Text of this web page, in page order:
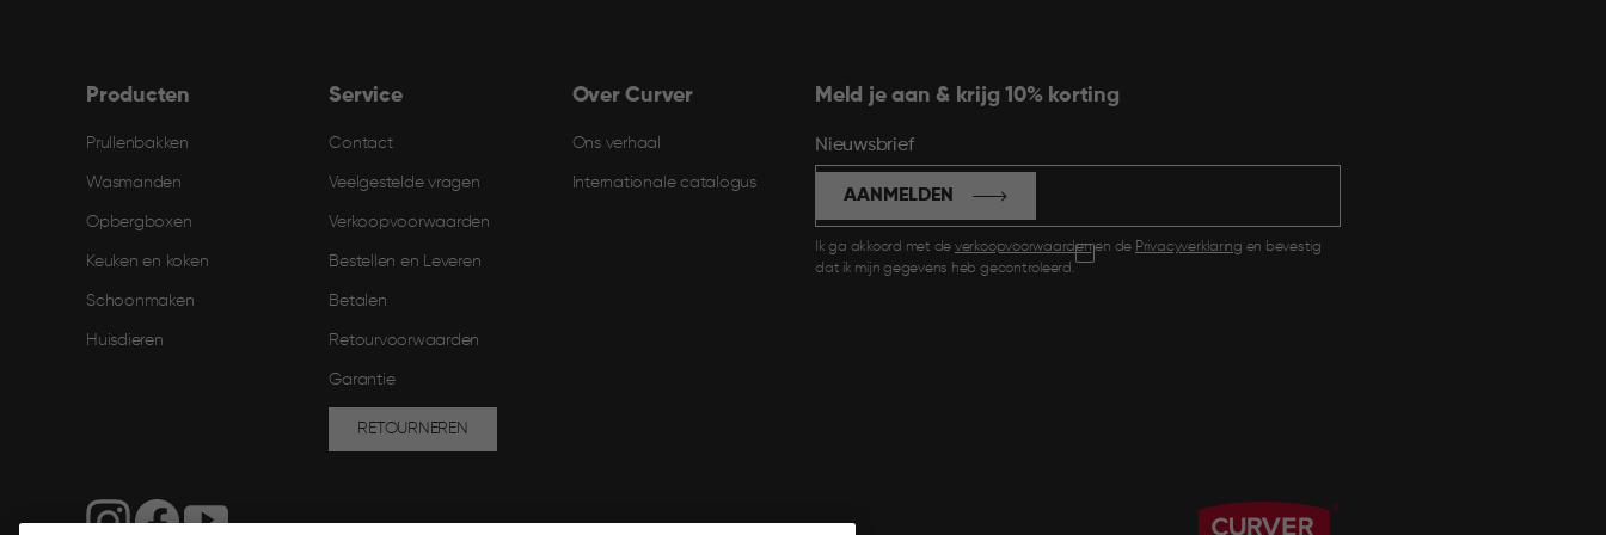
Producten
Prullenbakken
Wasmanden
Opbergboxen
Keuken en koken
Schoonmaken
Huisdieren
Service
Contact
Veelgestelde vragen
Verkoopvoorwaarden
Bestellen en Leveren​
Betalen
Retourvoorwaarden
Garantie
RETOURNEREN
Over Curver
Ons verhaal
Internationale catalogus
Meld je aan & krijg 10% korting
Nieuwsbrief
Ik ga akkoord met de verkoopvoorwaardenen de Privacyverklaring en bevestig
dat ik mijn gegevens heb gecontroleerd.
AANMELDEN